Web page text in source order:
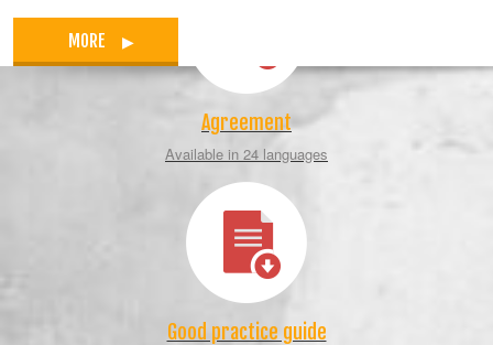
MORE
Agreement
Available in 24 languages
Good practice guide